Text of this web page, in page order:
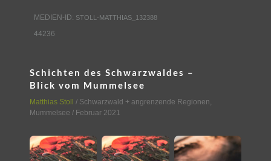
MEDIEN-ID: STOLL-MATTHIAS_132388
44236
Schichten des Schwarzwaldes –
Blick vom Mummelsee
Matthias Stoll / Schwarzwald + angrenzende Regionen,
Mummelsee / Februar 2021